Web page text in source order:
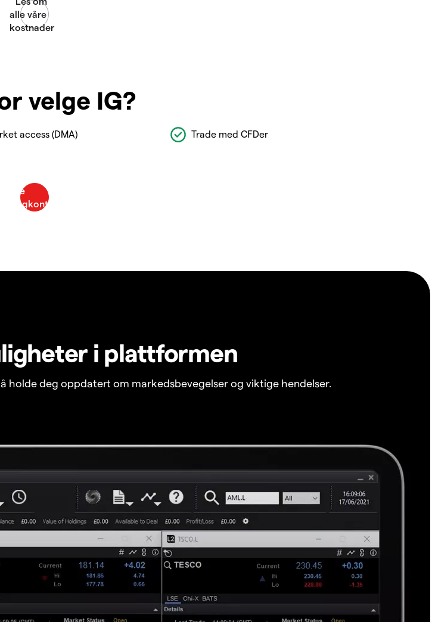
velge IG?
access (DMA) Trade med CFDer
i plattformen
holde deg oppdatert om markedsbevegelser og viktige hendelser.